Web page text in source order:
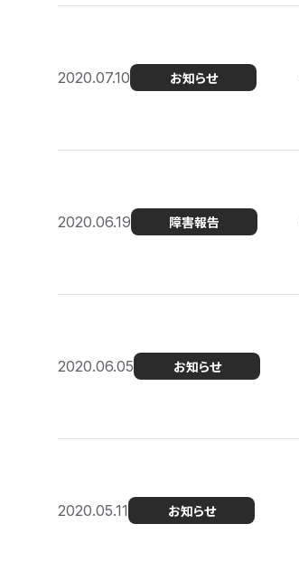
2020.07.10 お知らせ
2020.06.19 障害報告
2020.06.05 お知らせ
2020.05.11 お知らせ